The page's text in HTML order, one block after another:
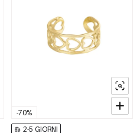
-70%
2-5 GIORNI